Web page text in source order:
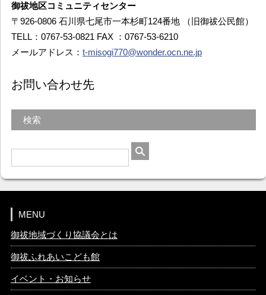
御祓地区コミュニティセンター
〒926-0806 石川県七尾市一本杉町124番地 （旧御祓公民館）
TELL：0767-53-0821 FAX ：0767-53-6210
メールアドレス： t-misogi770@wonder.ocn.ne.jp
お問い合わせ先
検索
MENU
御祓地域づくり協議会とは
御祓ふれあいこども館
イベント・お知らせ